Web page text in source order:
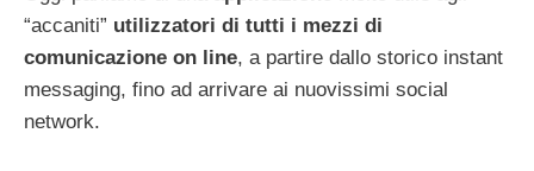
“accaniti” utilizzatori di tutti i mezzi di
comunicazione on line, a partire dallo storico instant
messaging, fino ad arrivare ai nuovissimi social
network.